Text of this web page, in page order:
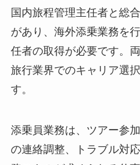
国内旅程管理主任者と総
があり、海外添乗業務を
任者の取得が必要です。
旅行業界でのキャリア選
す。
添乗員業務は、ツアー参
の連絡調整、トラブル対